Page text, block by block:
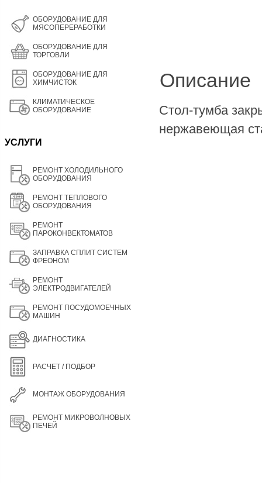
OБОРУДОВАНИЕ ДЛЯ
МЯСОПЕРЕРАБОТКИ
ОБОРУДОВАНИЕ ДЛЯ
ТОРГОВЛИ
ОБОРУДОВАНИЕ ДЛЯ
ХИМЧИСТОК
КЛИМАТИЧЕСКОЕ
ОБОРУДОВАНИЕ
УСЛУГИ
РЕМОНТ ХОЛОДИЛЬНОГО
ОБОРУДОВАНИЯ
РЕМОНТ ТЕПЛОВОГО
ОБОРУДОВАНИЯ
РЕМОНТ
ПАРОКОНВЕКТОМАТОВ
ЗАПРАВКА СПЛИТ СИСТЕМ
ФРЕОНОМ
РЕМОНТ
ЭЛЕКТРОДВИГАТЕЛЕЙ
РЕМОНТ ПОСУДОМОЕЧНЫХ
МАШИН
ДИАГНОСТИКА
РАСЧЕТ / ПОДБОР
МОНТАЖ ОБОРУДОВАНИЯ
РЕМОНТ МИКРОВОЛНОВЫХ
ПЕЧЕЙ
Описание
Стол-тумба
нержавеющая